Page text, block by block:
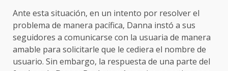
Ante esta situación, en un intento por resolver el
problema de manera pacífica, Danna instó a sus
seguidores a comunicarse con la usuaria de manera
amable para solicitarle que le cediera el nombre de
usuario. Sin embargo, la respuesta de una parte del